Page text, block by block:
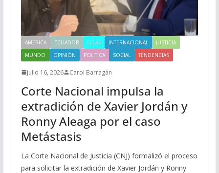
AMERICA ECUADOR EEUU INTERNACIONAL
JUSTICIA
MUNDO
OPINIÓN POLITICA SOCIAL TENDENCIAS
julio 16, 2026 Carol Barragán
Corte Nacional impulsa la
extradición de Xavier Jordán y
Ronny Aleaga por el caso
Metástasis
La Corte Nacional de Justicia (CNJ) formalizó el proceso
para solicitar la extradición de Xavier Jordán y Ronny